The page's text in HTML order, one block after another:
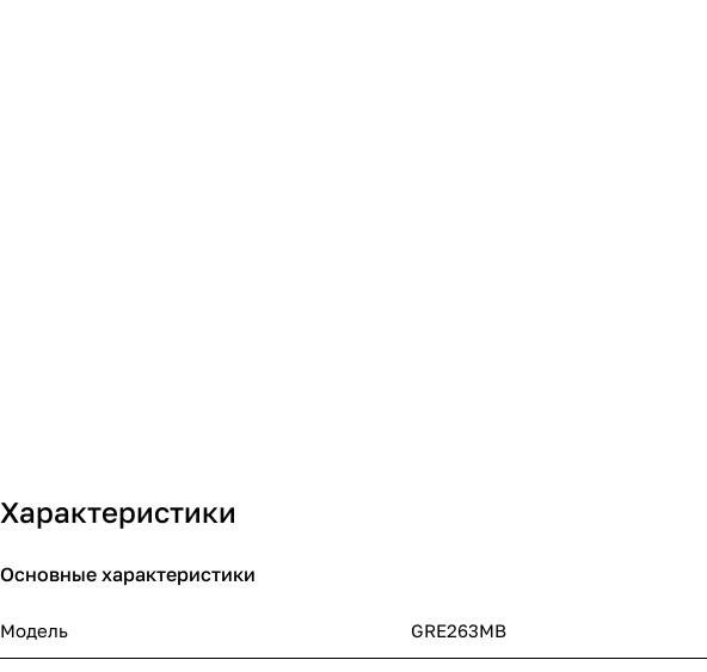
Характеристики
Основные характеристики
Модель GRE263MB